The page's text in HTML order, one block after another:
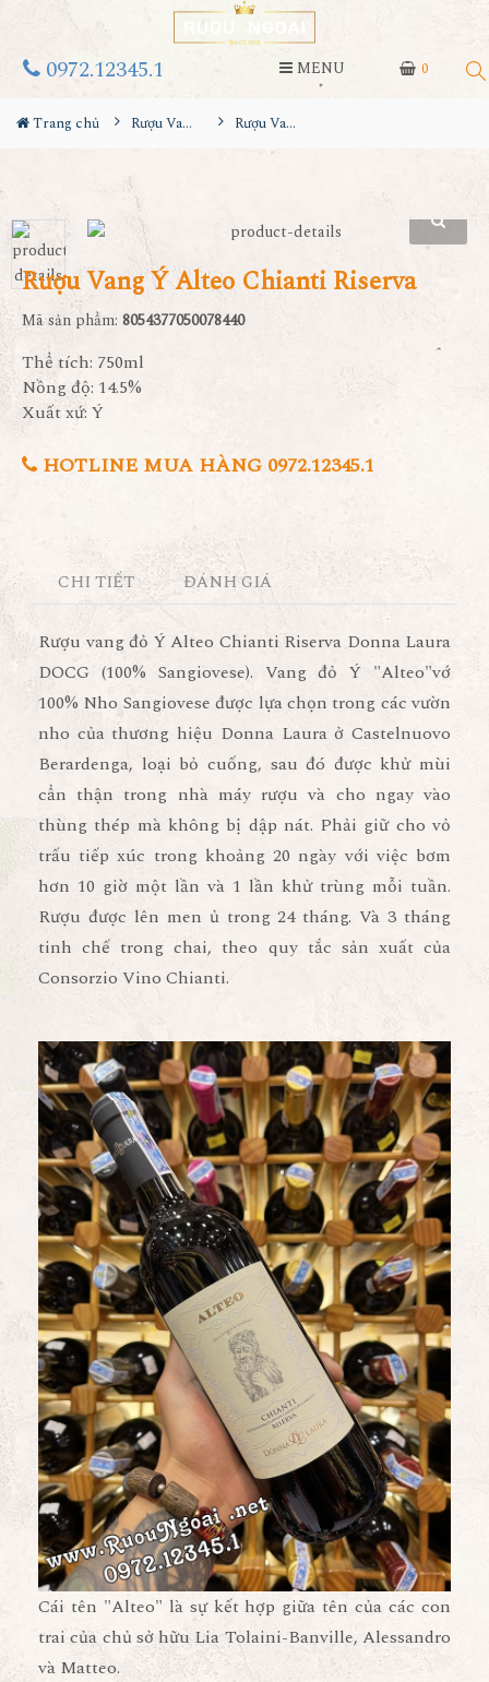
0
0972.12345.1 MENU
Trang chủ Rượu Vang Rượu Vang Ý Alteo Chianti Riserva
Rượu Vang Ý Alteo Chianti Riserva
Mã sản phẩm: 8054377050078440
Thể tích: 750ml
Nồng độ: 14.5%
Xuất xứ: Ý
HOTLINE MUA HÀNG 0972.12345.1
CHI TIẾT ĐÁNH GIÁ
Rượu vang đỏ Ý Alteo Chianti Riserva Donna Laura
DOCG (100% Sangiovese). Vang đỏ Ý "Alteo"vớ
100% Nho Sangiovese được lựa chọn trong các vườn
nho của thương hiệu Donna Laura ở Castelnuovo
Berardenga, loại bỏ cuống, sau đó được khử mùi
cẩn thận trong nhà máy rượu và cho ngay vào
thùng thép mà không bị dập nát. Phải giữ cho vỏ
trấu tiếp xúc trong khoảng 20 ngày với việc bơm
hơn 10 giờ một lần và 1 lần khử trùng mỗi tuần.
Rượu được lên men ủ trong 24 tháng. Và 3 tháng
tinh chế trong chai, theo quy tắc sản xuất của
Consorzio Vino Chianti.
Cái tên "Alteo" là sự kết hợp giữa tên của các con
trai của chủ sở hữu Lia Tolaini-Banville, Alessandro
và Matteo.